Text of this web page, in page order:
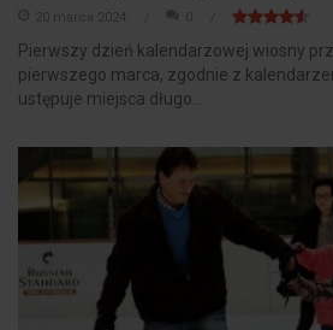
20 marca 2024
Pierwszy dzień kalendarzowej wiosny
pierwszego marca, zgodnie z
ustępuje miejsca długo...